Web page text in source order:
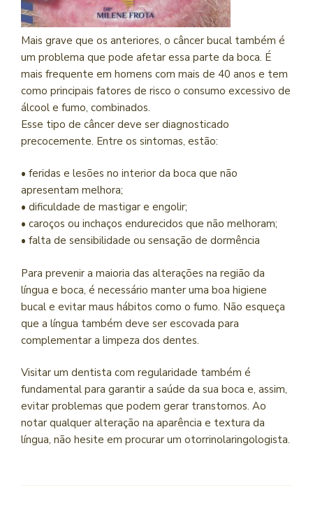
Mais grave que os anteriores, o câncer bucal também é
um problema que pode afetar essa parte da boca. É
mais frequente em homens com mais de 40 anos e tem
como principais fatores de risco o consumo excessivo de
álcool e fumo, combinados.
Esse tipo de câncer deve ser diagnosticado
precocemente. Entre os sintomas, estão:
• feridas e lesões no interior da boca que não
apresentam melhora;
• dificuldade de mastigar e engolir;
• caroços ou inchaços endurecidos que não melhoram;
• falta de sensibilidade ou sensação de dormência
Para prevenir a maioria das alterações na região da
língua e boca, é necessário manter uma boa higiene
bucal e evitar maus hábitos como o fumo. Não esqueça
que a língua também deve ser escovada para
complementar a limpeza dos dentes.
Visitar um dentista com regularidade também é
fundamental para garantir a saúde da sua boca e, assim,
evitar problemas que podem gerar transtornos. Ao
notar qualquer alteração na aparência e textura da
língua, não hesite em procurar um otorrinolaringologista.